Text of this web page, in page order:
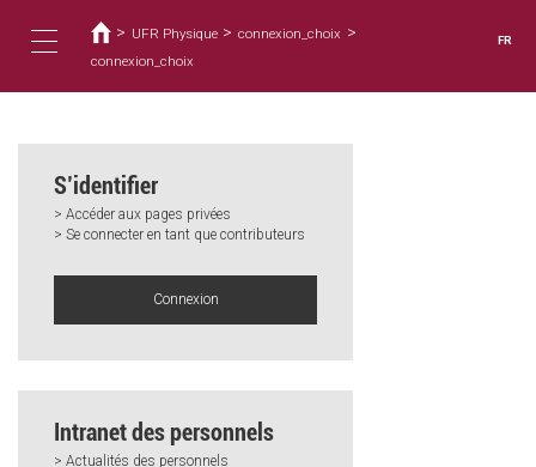
contenu
Toggle
navigation
êtes
ici
> UFR Physique > connexion_choix >
connexion_choix
FR
S’identifier
> Accéder aux pages privées
> Se connecter en tant que contributeurs
Connexion
Intranet des personnels
> Actualités des personnels